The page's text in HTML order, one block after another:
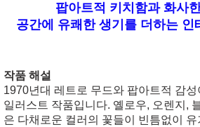
팝아트적 키치함과 화사
공간에 유쾌한 생기를 더하는 인
작품 해설
1970년대 레트로 무드와 팝아트적 감
일러스트 작품입니다. 옐로우, 오렌지,
은 다채로운 컬러의 꽃들이 빈틈없이 유